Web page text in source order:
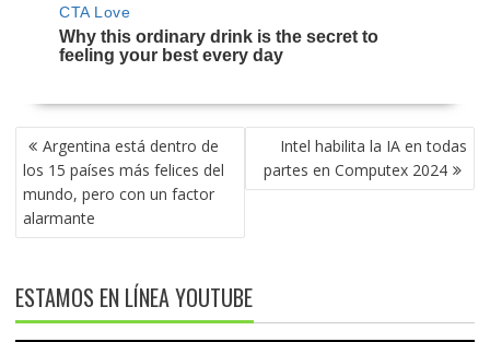
NAVEGACIÓN
DE
ENTRADAS
Argentina está dentro de
los 15 países más felices del
mundo, pero con un factor
alarmante
Intel habilita la IA en todas
partes en Computex 2024
ESTAMOS EN LÍNEA YOUTUBE